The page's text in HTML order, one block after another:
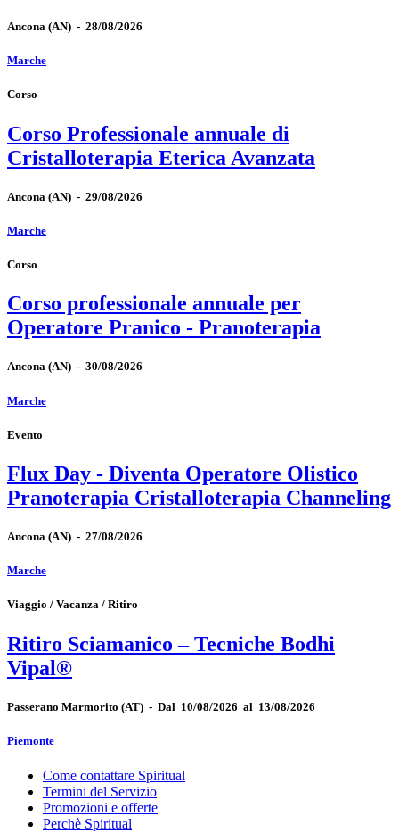
Ancona (AN) - 28/08/2026
Marche
Corso
Corso Professionale annuale di
Cristalloterapia Eterica Avanzata
Ancona (AN) - 29/08/2026
Marche
Corso
Corso professionale annuale per
Operatore Pranico - Pranoterapia
Ancona (AN) - 30/08/2026
Marche
Evento
Flux Day - Diventa Operatore Olistico
Pranoterapia Cristalloterapia Channeling
Ancona (AN) - 27/08/2026
Marche
Viaggio / Vacanza / Ritiro
Ritiro Sciamanico – Tecniche Bodhi
Vipal®
Passerano Marmorito (AT) - Dal 10/08/2026 al 13/08/2026
Piemonte
Come contattare Spiritual
Termini del Servizio
Promozioni e offerte
Perchè Spiritual